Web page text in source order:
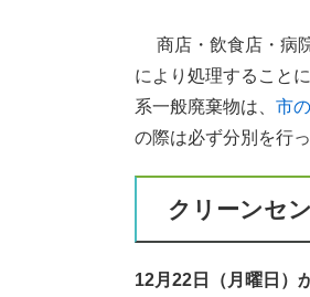
商店・飲食店・病
により処理すること
系一般廃棄物は、 市
の際は必ず分別を行
クリーンセ
12月22日（月曜日）